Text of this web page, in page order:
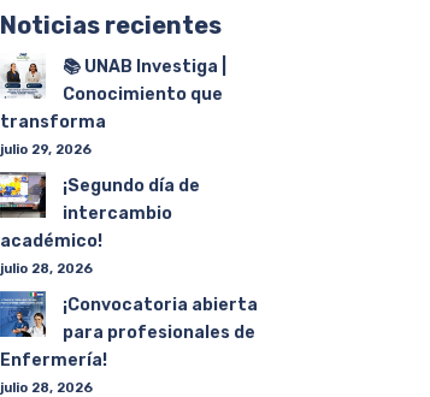
Noticias recientes
📚 UNAB Investiga |
Conocimiento que
transforma
julio 29, 2026
¡Segundo día de
intercambio
académico!
julio 28, 2026
¡Convocatoria abierta
para profesionales de
Enfermería!
julio 28, 2026